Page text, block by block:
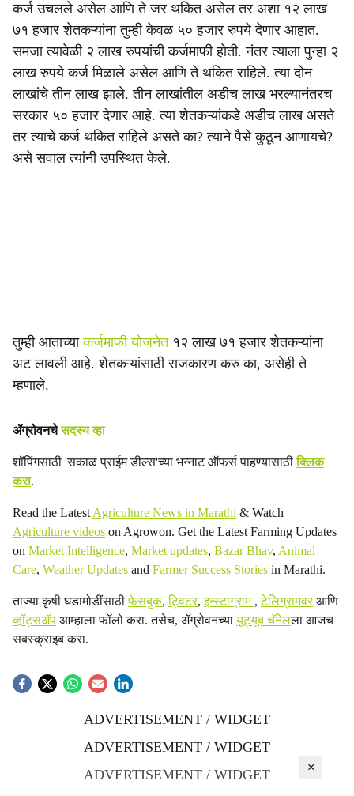
कर्ज उचलले असेल आणि ते जर थकित असेल तर अशा १२ लाख
७१ हजार शेतकऱ्यांना तुम्ही केवळ ५० हजार रुपये देणार आहात.
समजा त्यावेळी २ लाख रुपयांची कर्जमाफी होती. नंतर त्याला पुन्हा २
लाख रुपये कर्ज मिळाले असेल आणि ते थकित राहिले. त्या दोन
लाखांचे तीन लाख झाले. तीन लाखांतील अडीच लाख भरल्यानंतरच
सरकार ५० हजार देणार आहे. त्या शेतकऱ्यांकडे अडीच लाख असते
तर त्याचे कर्ज थकित राहिले असते का? त्याने पैसे कुठून आणायचे?
असे सवाल त्यांनी उपस्थित केले.
तुम्ही आताच्याकर्जमाफी योजनेत१२ लाख ७१ हजार शेतकऱ्यांना
अट लावली आहे. शेतकऱ्यांसाठी राजकारण करु का, असेही ते
म्हणाले.
ॲग्रोवनचेसदस्य व्हा
शॉपिंगसाठी 'सकाळ प्राईम डील्स'च्या भन्नाट ऑफर्स पाहण्यासाठीक्लिक
करा.
Read the Latest Agriculture News in Marathi & Watch
Agriculture videos on Agrowon. Get the Latest Farming Updates
on Market Intelligence, Market updates, Bazar Bhav, Animal
Care, Weather Updates and Farmer Success Stories in Marathi.
ताज्या कृषी घडामोडींसाठीफेसबुक,ट्विटर,इन्स्टाग्राम ,टेलिग्रामवरआणि
व्हॉट्सॲप आम्हाला फॉलो करा. तसेच, ॲग्रोवनच्यायूट्यूब चॅनेलला आजच
सबस्क्राइब करा.
ADVERTISEMENT / WIDGET
ADVERTISEMENT / WIDGET
ADVERTISEMENT / WIDGET
×